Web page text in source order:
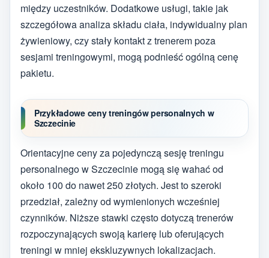
między uczestników. Dodatkowe usługi, takie jak
szczegółowa analiza składu ciała, indywidualny plan
żywieniowy, czy stały kontakt z trenerem poza
sesjami treningowymi, mogą podnieść ogólną cenę
pakietu.
Przykładowe ceny treningów personalnych w
Szczecinie
Orientacyjne ceny za pojedynczą sesję treningu
personalnego w Szczecinie mogą się wahać od
około 100 do nawet 250 złotych. Jest to szeroki
przedział, zależny od wymienionych wcześniej
czynników. Niższe stawki często dotyczą trenerów
rozpoczynających swoją karierę lub oferujących
treningi w mniej ekskluzywnych lokalizacjach.